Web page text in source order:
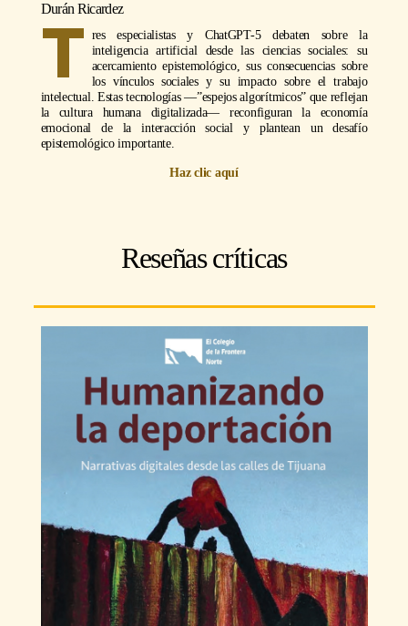
Durán Ricardez
T res especialistas y ChatGPT-5 debaten sobre la
inteligencia artificial desde las ciencias sociales: su
acercamiento epistemológico, sus consecuencias sobre
los vínculos sociales y su impacto sobre el trabajo
intelectual. Estas tecnologías —”espejos algorítmicos” que reflejan
la cultura humana digitalizada— reconfiguran la economía
emocional de la interacción social y plantean un desafío
epistemológico importante.
Haz clic aquí
Reseñas críticas